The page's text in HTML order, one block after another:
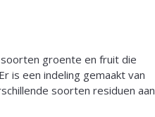
groente en fruit die
is een indeling gemaakt van
soorten residuen aan